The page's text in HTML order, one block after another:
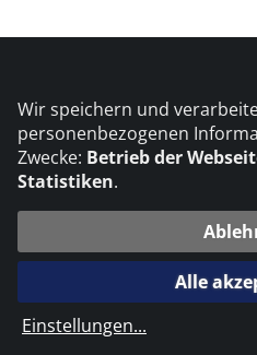
Wir speichern und
personenbezogenen
Zwecke: Betrieb der
Statistiken.
Alle
Einstellungen...